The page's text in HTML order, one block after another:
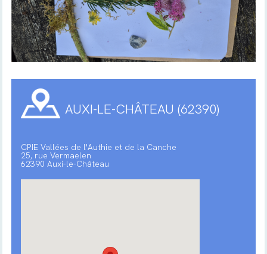
AUXI-LE-CHÂTEAU (62390)
CPIE Vallées de l'Authie et de la Canche
25, rue Vermaelen
62390 Auxi-le-Château